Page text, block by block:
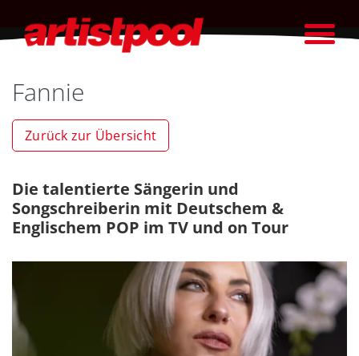
Fannie
Zurück zur Übersicht
Die talentierte Sängerin und
Songschreiberin mit Deutschem &
Englischem POP im TV und on Tour